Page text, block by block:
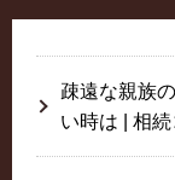
疎遠な親族
い時は | 相